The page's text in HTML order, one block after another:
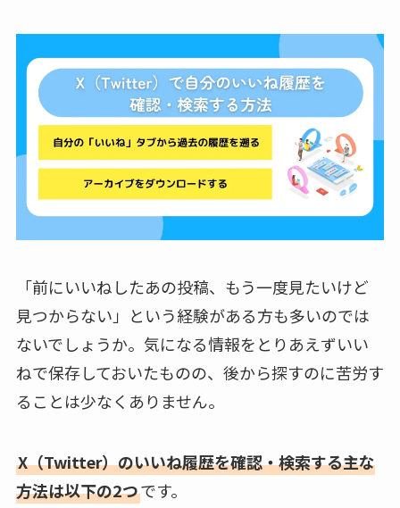
「前にいいねしたあの投稿、もう一度見たいけど
見つからない」という経験がある方も多いのでは
ないでしょうか。気になる情報をとりあえずいい
ねで保存しておいたものの、後から探すのに苦労す
ることは少なくありません。
X（Twitter）のいいね履歴を確認・検索する主な
方法は以下の2つです。